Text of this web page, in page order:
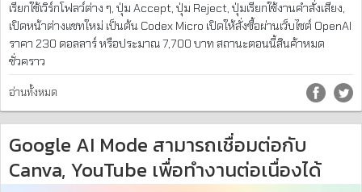
เรียกใช้เวิร์กโฟลว์ต่าง ๆ, ปุ่ม Accept, ปุ่ม Reject, ปุ่มเรียกใช้งานคำสั่งเสียง,
เปิดหน้าต่างแชทใหม่ เป็นต้น Codex Micro เปิดให้สั่งซื้อผ่านเว็บไซต์ OpenAI
ราคา 230 ดอลลาร์ หรือประมาณ 7,700 บาท สถานะตอนนี้สินค้าหมด
ชั่วคราว
อ่านทั้งหมด
Google AI Mode สามารถเชื่อมต่อกับ
Canva, YouTube เพื่อทำงานต่อเนื่องได้